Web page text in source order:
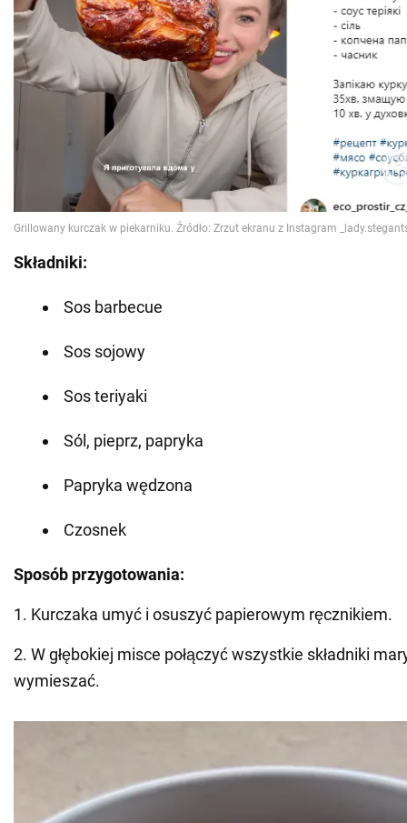
Składniki:
Sos barbecue
Sos sojowy
Sos teriyaki
Sól, pieprz, papryka
Papryka wędzona
Czosnek
Sposób przygotowania:
1. Kurczaka umyć i osuszyć papierowym ręcznikiem.
2. W głębokiej misce połączyć wszystkie składniki
wymieszać.